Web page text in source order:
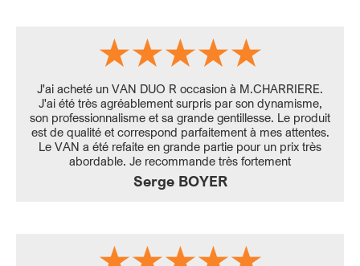
J'ai acheté un VAN DUO R occasion à M.CHARRIERE.
J'ai été très agréablement surpris par son dynamisme,
son professionnalisme et sa grande gentillesse. Le produit
est de qualité et correspond parfaitement à mes attentes.
Le VAN a été refaite en grande partie pour un prix très
abordable. Je recommande très fortement
Serge BOYER